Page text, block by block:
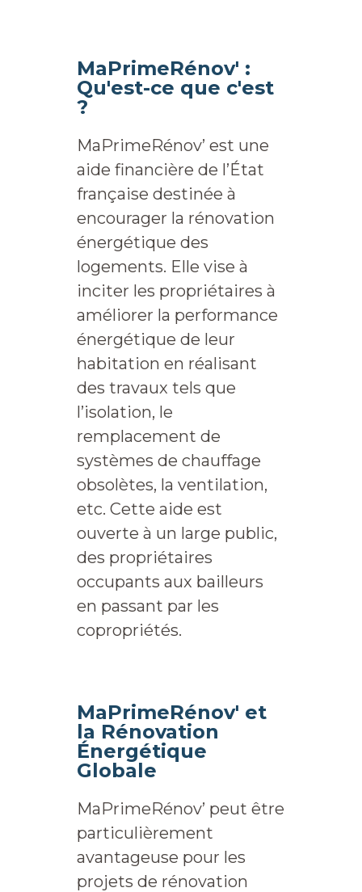
MaPrimeRénov' :
Qu'est-ce que c'est
?
MaPrimeRénov’ est une
aide financière de l’État
française destinée à
encourager la rénovation
énergétique des
logements. Elle vise à
inciter les propriétaires à
améliorer la performance
énergétique de leur
habitation en réalisant
des travaux tels que
l’isolation, le
remplacement de
systèmes de chauffage
obsolètes, la ventilation,
etc. Cette aide est
ouverte à un large public,
des propriétaires
occupants aux bailleurs
en passant par les
copropriétés.
MaPrimeRénov' et
la Rénovation
Énergétique
Globale
MaPrimeRénov’ peut être
particulièrement
avantageuse pour les
projets de rénovation